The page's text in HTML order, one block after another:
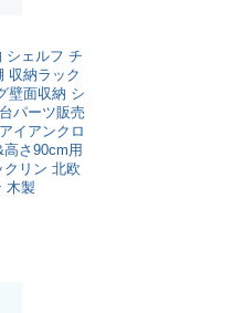
シェルフ チ
収納ラック
壁面収納 シ
パーツ販売
イアンクロ
さ90cm用
リン 北欧
木製